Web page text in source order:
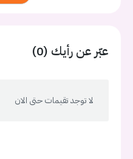
عبّر عن رأيك (0)
لا توجد تقيمات حتى الان